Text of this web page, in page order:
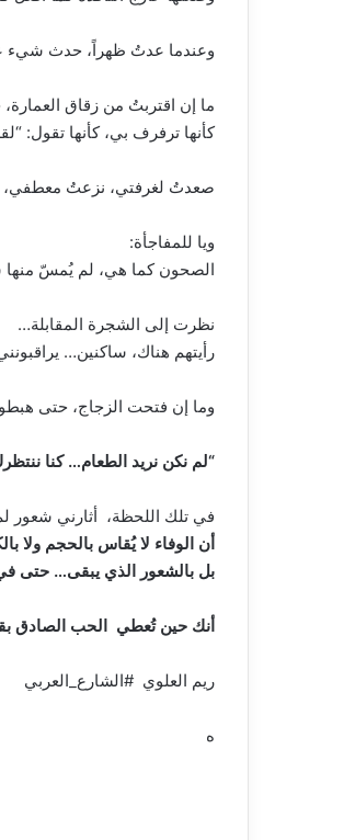
وعندما عدتُ ظهراً، حدث
ما إن اقتربتُ من زقاق
كأنها ترفرف بي، كأنها تقول:
صعدتُ لغرفتي، نزعتُ معطفي،
ويا للمفاجأة:
الصحون كما هي، لم يُمسّ
نظرت إلى الشجرة المقابلة…
رأيتهم هناك، ساكنين…
وما إن فتحت الزجاج، حتى
“لم نكن نريد الطعام… كنا
في تلك اللحظة، أثارني شعور
أن الوفاء لا يُقاس بالحجم ولا
بل بالشعور الذي يبقى… حتى
أنك حين تُعطي الحب الصادق
ريم العلوي #الشارع_العربي
ه